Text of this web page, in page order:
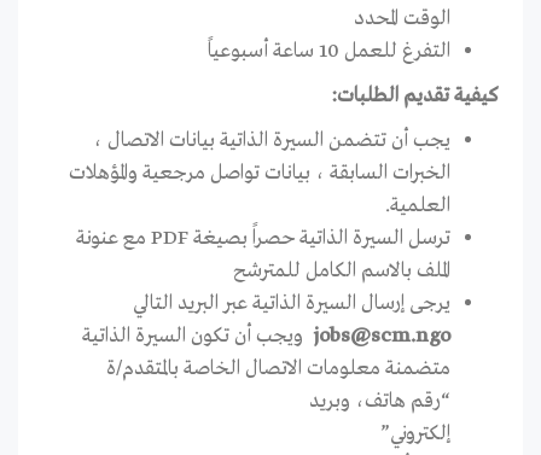
الوقت المحدد
التفرغ للعمل 10 ساعة أسبوعياً
كيفية تقديم الطلبات:
يجب أن تتضمن السيرة الذاتية بيانات الاتصال ،
الخبرات السابقة ، بيانات تواصل مرجعية والمؤهلات
العلمية.
ترسل السيرة الذاتية حصراً بصيغة PDF مع عنونة
الملف بالاسم الكامل للمترشح
يرجى إرسال السيرة الذاتية عبر البريد التالي
jobs@scm.ngo ويجب أن تكون السيرة الذاتية
متضمنة معلومات الاتصال الخاصة بالمتقدم/ة
“رقم هاتف، وبريد
إلكتروني”